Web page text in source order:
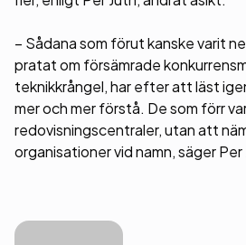
– Sådana som förut kanske varit
pratat om försämrade
teknikkrångel, har efter att läst
mer och mer förstå. De som förr
redovisningscentraler, utan att
organisationer vid namn, säger Per